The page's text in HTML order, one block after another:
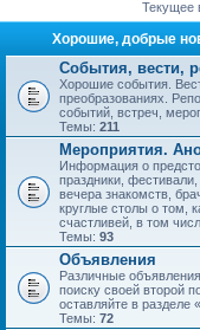
Текущее
Хорошие, добрые
События, вести,
Хорошие события.
преобразованиях.
событий, встреч,
Темы: 211
Мероприятия.
Информация о
праздники,
вечера знакомств,
круглые столы о том,
счастливей, в том
Темы: 93
Объявления
Различные
поиску своей второй
оставляйте в разделе
Темы: 72